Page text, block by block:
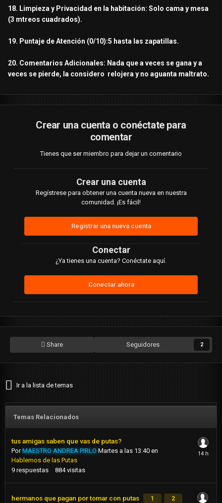
18. Limpieza y Privacidad en la habitación: Solo cama y mesa
(3 mtreos cuadrados).
19. Puntaje de Atención (0/10):5 hasta las zapatillas.
20. Comentarios Adicionales: Nada que a veces se gana y a
veces se pierde, la considero relojera y no aguanta maltrato.
Crear una cuenta o conéctate para
comentar
Tienes que ser miembro para dejar un comentario
Crear una cuenta
Regístrese para obtener una cuenta nueva en nuestra
comunidad. ¡Es fácil!
Registrar una nueva cuenta
Conectar
¿Ya tienes una cuenta? Conéctate aquí.
Conectar ahora
Share Seguidores 2
Ir a la lista de temas
Temas Relacionados
tus amigas saben que vas de putas?
PorMAESTRO ANDREA PIRLO Martes a las 13:40 en
Hablemos de las Putas
9 respuestas 884 visitas
hermanos que pagan por tomar con putas 1 2